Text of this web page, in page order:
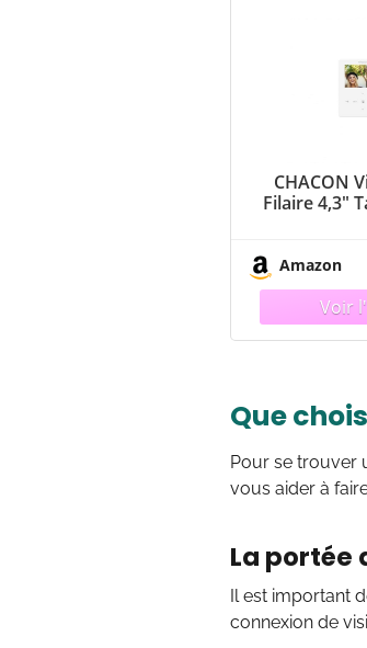
CHACON
Filaire 4,3″
Amazon
Que
Pour se trouver
vous aider à
La portée
Il est important
connexion de